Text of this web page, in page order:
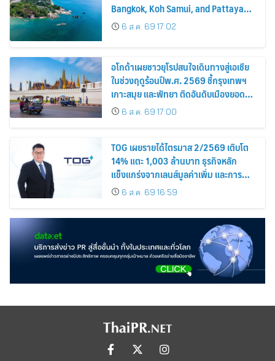
Bangkok, Koh Samui, and Pattaya
Among the Top Cities
6 ส.ค. 69 17:02
อโกด้าเผยชาวยุโรปสนใจเดินทางสู่เอเชีย
ในช่วงฤดูร้อนปีพ.ศ. 2569 ชี้กรุงเทพฯ
เกาะสมุย และพัทยา ติดอันดับเมืองยอด
นิยม6 ส.ค. 69 17:00
TOG เผยรายได้ไตรมาส 2/2569 เติบโต
14% แตะ 1,003 ล้านบาท ธุรกิจหลัก
แข็งแกร่งจากเลนส์มูลค่าเพิ่ม และการ
ขยายตลาดต่างประเทศ พร้อมเดินหน้า
ลงทุนเพื่อการเติบโตระยะยาว
6 ส.ค. 69 16:59